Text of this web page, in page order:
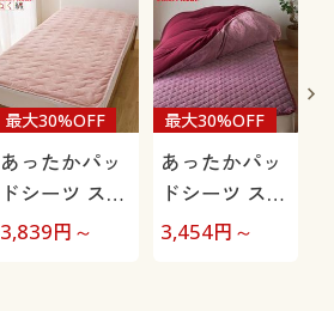
あったかパッ
ドシーツ スマ
ートヒート®
最大30%OFF
3,839円～
あったかパッ
ドシーツ スマ
ートヒート®
最大30%OFF
3,454円～